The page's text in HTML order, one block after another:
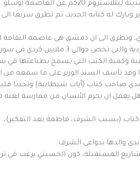
أفتتاح معرض الكتاب النرويجي والتي تقام كل أربع سنوات مرة واحدة
وبارك له كتابه الجديد، ثم تطرق سريعا
وتطرق الى ان دمشق هي عاصمة الثقافة
لكن مع الأسف أبعدت عن هذه العاصمة أقرب
وكمية الكتب التي تسمح بطباعتها
وقد تأسف السيد الوزير على ما سمعه من
كتاب (آيات شيطانية) وتحدثا قليلا
ان يحرم الأنسان من ممارسة لغته في
كتاب (بسبب الشرف، فاطمة بعد التفكير)،
والدها بدواعي الشرف.
المستقبلة، كون الحسيني يرغب في